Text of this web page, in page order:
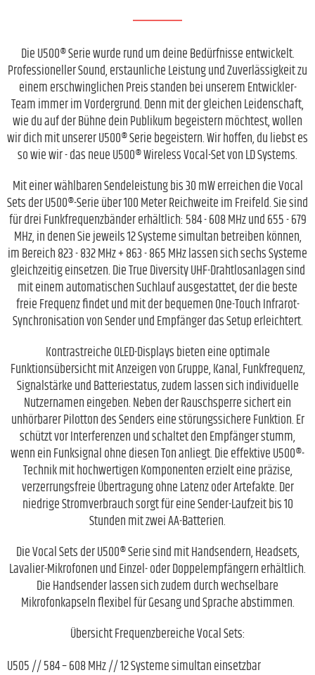
Die U500® Serie wurde rund um deine Bedürfnisse entwickelt.
Professioneller Sound, erstaunliche Leistung und Zuverlässigkeit zu
einem erschwinglichen Preis standen bei unserem Entwickler-
Team immer im Vordergrund. Denn mit der gleichen Leidenschaft,
wie du auf der Bühne dein Publikum begeistern möchtest, wollen
wir dich mit unserer U500® Serie begeistern. Wir hoffen, du liebst es
so wie wir - das neue U500® Wireless Vocal-Set von LD Systems.
Mit einer wählbaren Sendeleistung bis 30 mW erreichen die Vocal
Sets der U500®-Serie über 100 Meter Reichweite im Freifeld. Sie sind
für drei Funkfrequenzbänder erhältlich: 584 - 608 MHz und 655 - 679
MHz, in denen Sie jeweils 12 Systeme simultan betreiben können,
im Bereich 823 - 832 MHz + 863 - 865 MHz lassen sich sechs Systeme
gleichzeitig einsetzen. Die True Diversity UHF-Drahtlosanlagen sind
mit einem automatischen Suchlauf ausgestattet, der die beste
freie Frequenz findet und mit der bequemen One-Touch Infrarot-
Synchronisation von Sender und Empfänger das Setup erleichtert.
Kontrastreiche OLED-Displays bieten eine optimale
Funktionsübersicht mit Anzeigen von Gruppe, Kanal, Funkfrequenz,
Signalstärke und Batteriestatus, zudem lassen sich individuelle
Nutzernamen eingeben. Neben der Rauschsperre sichert ein
unhörbarer Pilotton des Senders eine störungssichere Funktion. Er
schützt vor Interferenzen und schaltet den Empfänger stumm,
wenn ein Funksignal ohne diesen Ton anliegt. Die effektive U500®-
Technik mit hochwertigen Komponenten erzielt eine präzise,
verzerrungsfreie Übertragung ohne Latenz oder Artefakte. Der
niedrige Stromverbrauch sorgt für eine Sender-Laufzeit bis 10
Stunden mit zwei AA-Batterien.
Die Vocal Sets der U500® Serie sind mit Handsendern, Headsets,
Lavalier-Mikrofonen und Einzel- oder Doppelempfängern erhältlich.
Die Handsender lassen sich zudem durch wechselbare
Mikrofonkapseln flexibel für Gesang und Sprache abstimmen.
Übersicht Frequenzbereiche Vocal Sets:
U505 // 584 – 608 MHz // 12 Systeme simultan einsetzbar